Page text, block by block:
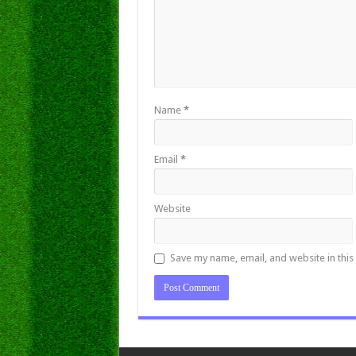
Name *
Email *
Website
Save my name, email, and website in